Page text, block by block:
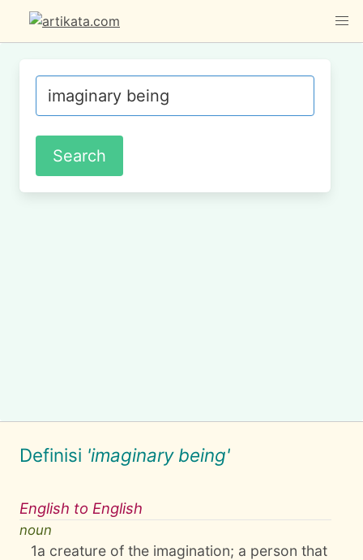
Definisi 'imaginary being'
English to English
noun
1a creature of the imagination; a person that